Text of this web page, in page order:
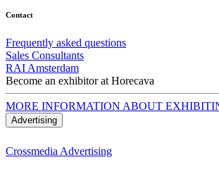
Contact
Frequently asked questions
Sales Consultants
RAI Amsterdam
Become an exhibitor at Horecava
MORE INFORMATION ABOUT
Advertising
Crossmedia Advertising